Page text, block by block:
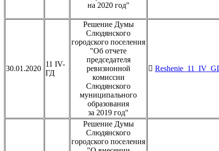
на 2020 год"
30.01.2020
11 IV-
ГД
Решение Думы
Слюдянского
городского поселения
"Об отчете
председателя
ревизионной
комиссии
Слюдянского
муниципального
образования
за 2019 год"
Решение Думы
Слюдянского
городского поселения